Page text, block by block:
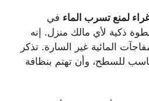
لمنع تسرب الماء في
ذكية لأي مالك منزل. إنه
المائية غير السارة. تذكر
للسطح، وأن تهتم بنظافة